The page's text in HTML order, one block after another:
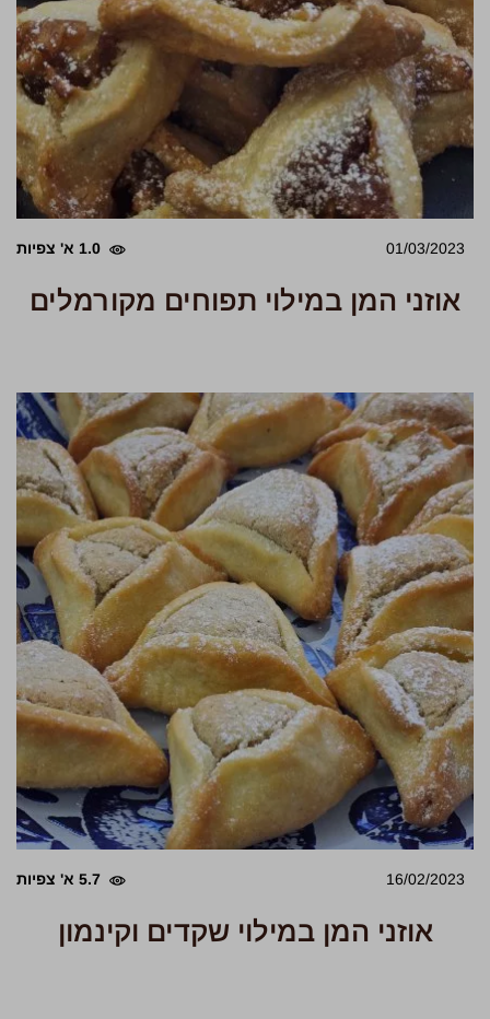
01/03/2023 1.0 א' צפיות
אוזני המן במילוי תפוחים מקורמלים
16/02/2023 5.7 א' צפיות
אוזני המן במילוי שקדים וקינמון